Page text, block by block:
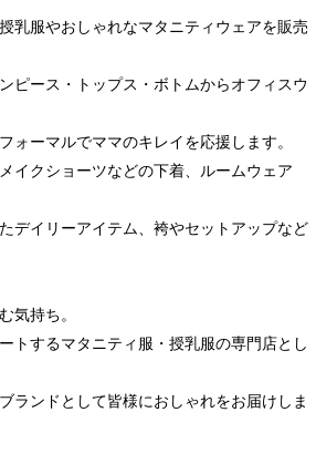
乳服やおしゃれなマタニティウェアを販売
ピース・トップス・ボトムからオフィスウ
ォーマルでママのキレイを応援します。
イクショーツなどの下着、ルームウェア
デイリーアイテム、袴やセットアップなど
気持ち。
トするマタニティ服・授乳服の専門店とし
ランドとして皆様におしゃれをお届けしま